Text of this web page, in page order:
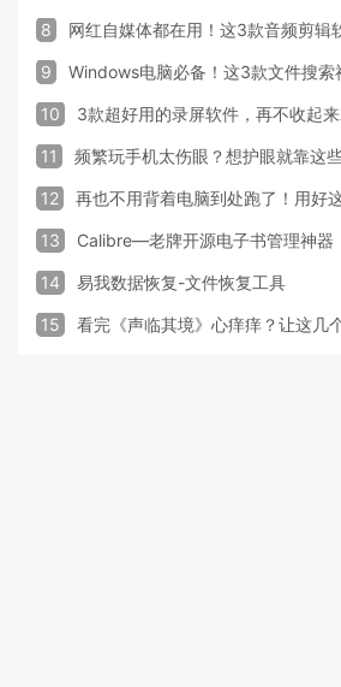
8 网红自媒体都在用！这3款音频剪辑
9 Windows电脑必备！这3款文件搜索
10 3款超好用的录屏软件，再不收起来
11 频繁玩手机太伤眼？想护眼就靠这
12 再也不用背着电脑到处跑了！用好
13 Calibre—老牌开源电子书管理神器
14 易我数据恢复-文件恢复工具
15 看完《声临其境》心痒痒？让这几